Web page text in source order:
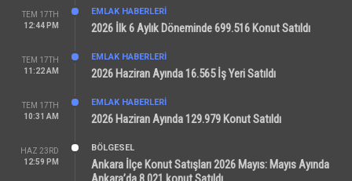
TEM 17TH
12:44 PM
EMLAK HABERLERI
2026 İlk 6 Aylık Döneminde 699.516 Konut Satıldı
TEM 17TH
11:22 AM
EMLAK HABERLERI
2026 Haziran Ayında 16.565 İş Yeri Satıldı
TEM 17TH
10:31 AM
EMLAK HABERLERI
2026 Haziran Ayında 129.979 Konut Satıldı
HAZ 23RD
12:59 PM
BÖLGESEL
Ankara İlçe Konut Satışları 2026 Mayıs: Mayıs Ayında